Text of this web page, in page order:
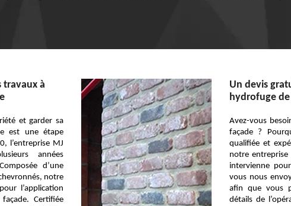
travaux à
et garder sa
est une étape
l’entreprise MJ
années
d’une
notre
l’application
Certifiée
Un devis
hydrofuge
Avez-vous
façade ?
qualifiée et
notre entreprise
intervienne
vous nous
afin que vous
détails de